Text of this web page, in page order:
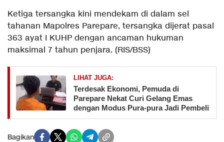
Ketiga tersangka kini mendekam di dalam sel
tahanan Mapolres Parepare, tersangka dijerat pasal
363 ayat I KUHP dengan ancaman hukuman
maksimal 7 tahun penjara. (RIS/BSS)
LIHAT JUGA:
Terdesak Ekonomi, Pemuda di
Parepare Nekat Curi Gelang Emas
dengan Modus Pura-pura Jadi Pembeli
Bagikan